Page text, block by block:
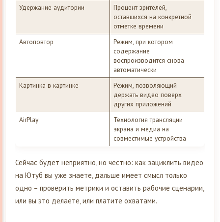
Удержание аудитории
Процент зрителей,
оставшихся на конкретной
отметке времени
Автоповтор
Режим, при котором
содержание
воспроизводится снова
автоматически
Картинка в картинке
Режим, позволяющий
держать видео поверх
других приложений
AirPlay
Технология трансляции
экрана и медиа на
совместимые устройства
Сейчас будет неприятно, но честно: как зациклить видео
на Ютуб вы уже знаете, дальше имеет смысл только
одно – проверить метрики и оставить рабочие сценарии,
или вы это делаете, или платите охватами.